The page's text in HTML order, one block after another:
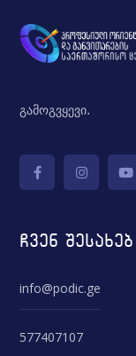
გამოგვყევი.
ჩვენ შესახებ
info@podic.ge
577407107